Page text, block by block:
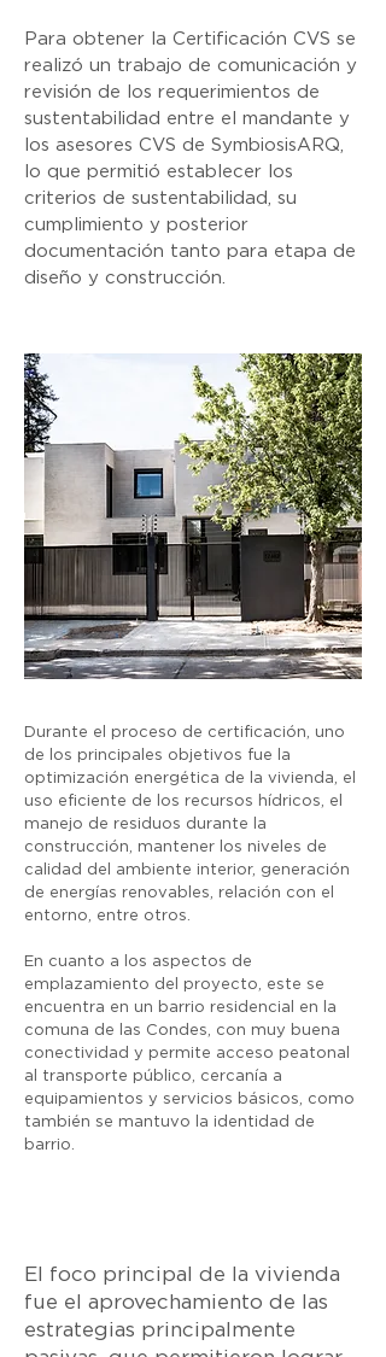
Para obtener la Certificación CVS se
realizó un trabajo de comunicación y
revisión de los requerimientos de
sustentabilidad entre el mandante y
los asesores CVS de SymbiosisARQ,
lo que permitió establecer los
criterios de sustentabilidad, su
cumplimiento y posterior
documentación tanto para etapa de
diseño y construcción.
Durante el proceso de certificación, uno
de los principales objetivos fue la
optimización energética de la vivienda, el
uso eficiente de los recursos hídricos, el
manejo de residuos durante la
construcción, mantener los niveles de
calidad del ambiente interior, generación
de energías renovables, relación con el
entorno, entre otros.
En cuanto a los aspectos de
emplazamiento del proyecto, este se
encuentra en un barrio residencial en la
comuna de las Condes, con muy buena
conectividad y permite acceso peatonal
al transporte público, cercanía a
equipamientos y servicios básicos, como
también se mantuvo la identidad de
barrio.
El foco principal de la vivienda
fue el aprovechamiento de las
estrategias principalmente